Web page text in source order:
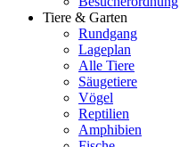
Tiere & Garten
Rundgang
Lageplan
Alle Tiere
Säugetiere
Vögel
Reptilien
Amphibien